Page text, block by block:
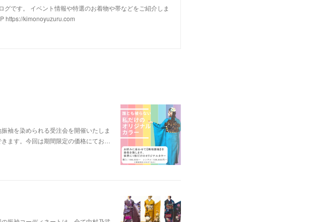
です。 イベント情報や特選のお着物や帯などをご紹介しま
https://kimonoyuzuru.com
袖を染められる受注会を開催いたしま
ます。今回は期間限定の価格にてお…